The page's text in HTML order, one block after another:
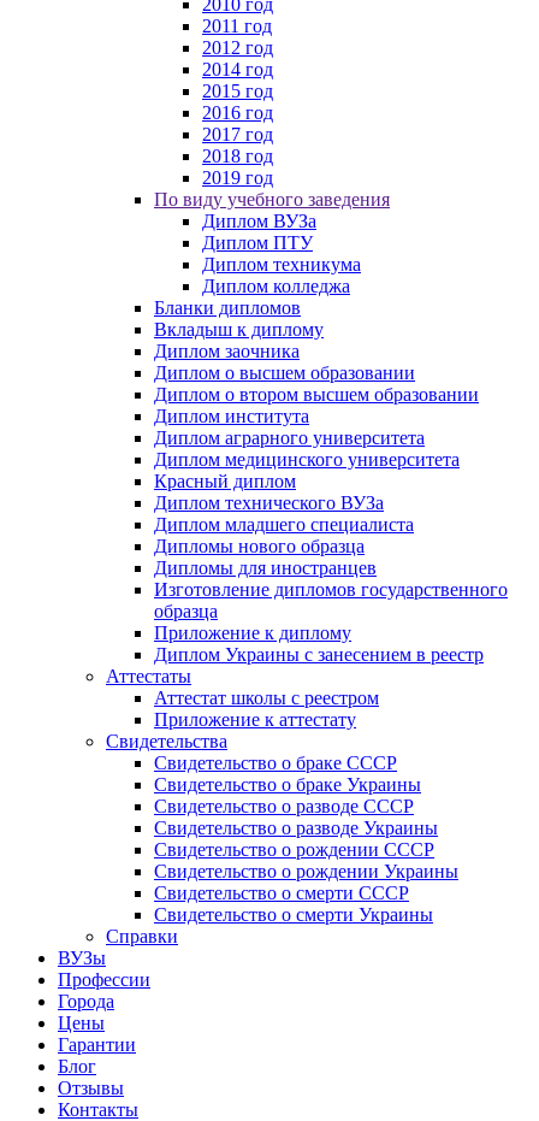
2010 год
2011 год
2012 год
2014 год
2015 год
2016 год
2017 год
2018 год
2019 год
По виду учебного заведения
Диплом ВУЗа
Диплом ПТУ
Диплом техникума
Диплом колледжа
Бланки дипломов
Вкладыш к диплому
Диплом заочника
Диплом о высшем образовании
Диплом о втором высшем образовании
Диплом института
Диплом аграрного университета
Диплом медицинского университета
Красный диплом
Диплом технического ВУЗа
Диплом младшего специалиста
Дипломы нового образца
Дипломы для иностранцев
Изготовление дипломов государственного
образца
Приложение к диплому
Диплом Украины с занесением в реестр
Аттестаты
Аттестат школы с реестром
Приложение к аттестату
Свидетельства
Свидетельство о браке СССР
Свидетельство о браке Украины
Свидетельство о разводе СССР
Свидетельство о разводе Украины
Свидетельство о рождении СССР
Свидетельство о рождении Украины
Свидетельство о смерти СССР
Свидетельство о смерти Украины
Справки
ВУЗы
Профессии
Города
Цены
Гарантии
Блог
Отзывы
Контакты